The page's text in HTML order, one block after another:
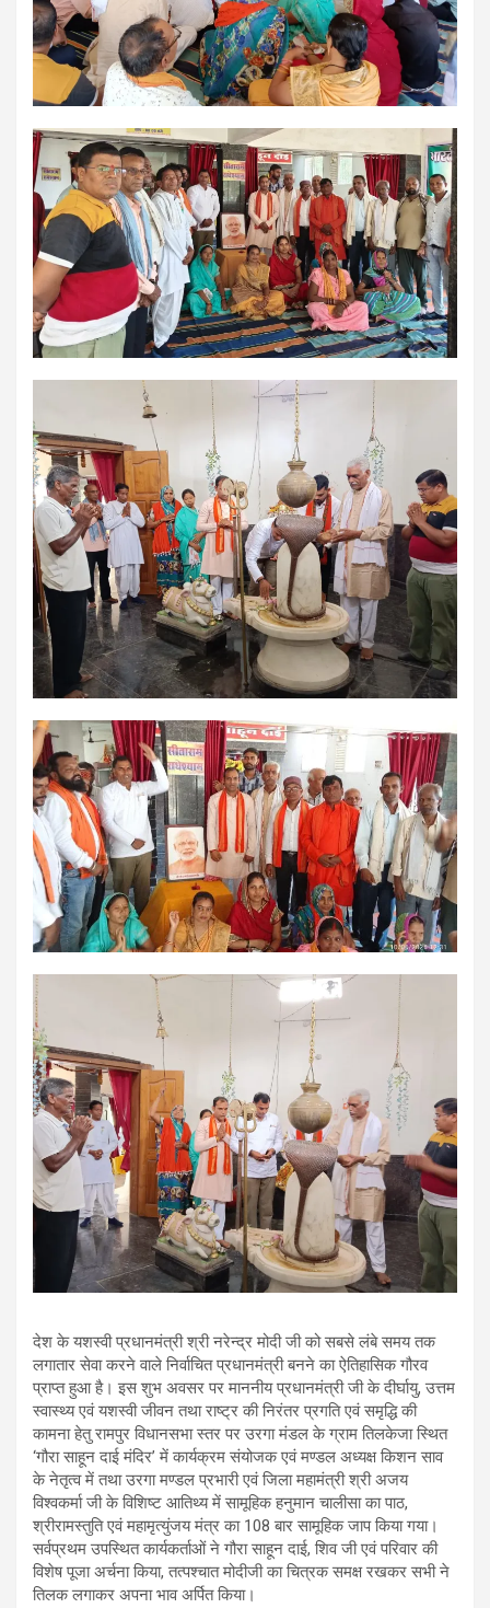
देश के यशस्वी प्रधानमंत्री श्री नरेन्द्र मोदी जी को सबसे लंबे समय तक
लगातार सेवा करने वाले निर्वाचित प्रधानमंत्री बनने का ऐतिहासिक गौरव
प्राप्त हुआ है। इस शुभ अवसर पर माननीय प्रधानमंत्री जी के दीर्घायु, उत्तम
स्वास्थ्य एवं यशस्वी जीवन तथा राष्ट्र की निरंतर प्रगति एवं समृद्धि की
कामना हेतु रामपुर विधानसभा स्तर पर उरगा मंडल के ग्राम तिलकेजा स्थित
‘गौरा साहून दाई मंदिर’ में कार्यक्रम संयोजक एवं मण्डल अध्यक्ष किशन साव
के नेतृत्व में तथा उरगा मण्डल प्रभारी एवं जिला महामंत्री श्री अजय
विश्वकर्मा जी के विशिष्ट आतिथ्य में सामूहिक हनुमान चालीसा का पाठ,
श्रीरामस्तुति एवं महामृत्युंजय मंत्र का 108 बार सामूहिक जाप किया गया।
सर्वप्रथम उपस्थित कार्यकर्ताओं ने गौरा साहून दाई, शिव जी एवं परिवार की
विशेष पूजा अर्चना किया, तत्पश्चात मोदीजी का चित्रक समक्ष रखकर सभी ने
तिलक लगाकर अपना भाव अर्पित किया।